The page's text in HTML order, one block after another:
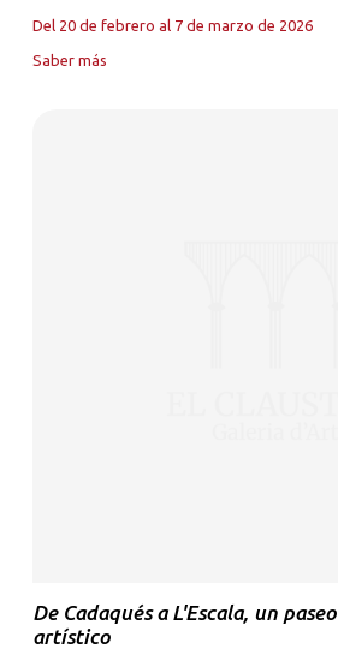
Del 20 de febrero al 7 de marzo de 2026
Saber más
De Cadaqués a L'Escala, un paseo
artístico